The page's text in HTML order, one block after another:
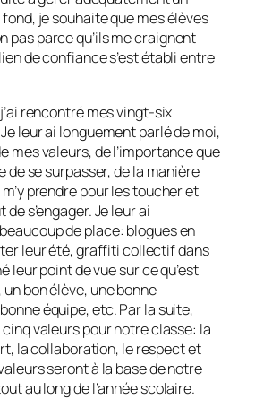
je souhaite que mes élèves
pas parce qu’ils me craignent
de confiance s’est établi entre
rencontré mes vingt-six
leur ai longuement parlé de moi,
mes valeurs, de l’importance que
de se surpasser, de la manière
prendre pour les toucher et
s’engager. Je leur ai
de place: blogues en
leur été, graffiti collectif dans
leur point de vue sur ce qu’est
bon élève, une bonne
équipe, etc. Par la suite,
valeurs pour notre classe: la
la collaboration, le respect et
seront à la base de notre
au long de l’année scolaire.